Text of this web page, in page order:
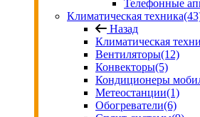
Телефонные
Климатическая техника
Назад
Климатическая
Вентиляторы(12)
Конвекторы(5)
Кондиционеры
Метеостанции(1)
Обогреватели(6)